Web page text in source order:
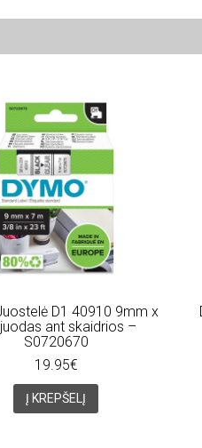
D1 40910 9mm x
ant skaidrios –
S0720670
19.95€
Į KREPŠELĮ